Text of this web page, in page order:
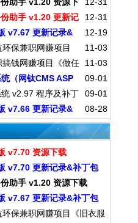
12-31
助手 v1.20 资源下
12-31
助手 v1.20 更新记
12-19
v7.67 更新记录&
11-03
保兼职网赚项目
新手小白都能操作，帮大
旧鞋包旧书旧家电等变
11-03
钱网赚项目《做任
小白都能操作，每天花一
个几十元，菜钱、烟钱、
09-01
（网钛CMS ASP
资源下载
09-01
v2.97 程序及补丁
08-28
v7.66 更新记录&
v7.70 资源下载
v7.70 更新记录&补丁包
助手 v1.20 资源下载
v7.67 更新记录&补丁包
保兼职网赚项目《旧衣服